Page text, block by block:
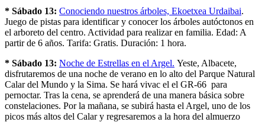
* Sábado 13: Conociendo nuestros árboles, Ekoetxea Urdaibai.
Juego de pistas para identificar y conocer los árboles autóctonos en
el arboreto del centro. Actividad para realizar en familia. Edad: A
partir de 6 años. Tarifa: Gratis. Duración: 1 hora.
* Sábado 13: Noche de Estrellas en el Argel. Yeste, Albacete,
disfrutaremos de una noche de verano en lo alto del Parque Natural
Calar del Mundo y la Sima. Se hará vivac el el GR-66 para
pernoctar. Tras la cena, se aprenderá de una manera básica sobre
constelaciones. Por la mañana, se subirá hasta el Argel, uno de los
picos más altos del Calar y regresaremos a la hora del almuerzo